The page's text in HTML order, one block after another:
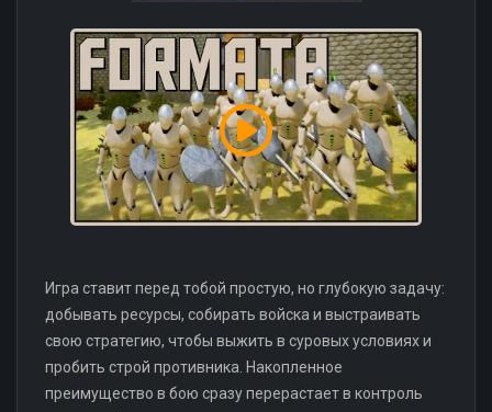
Игра ставит перед тобой простую, но глубокую задачу:
добывать ресурсы, собирать войска и выстраивать
свою стратегию, чтобы выжить в суровых условиях и
пробить строй противника. Накопленное
преимущество в бою сразу перерастает в контроль